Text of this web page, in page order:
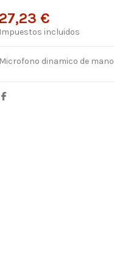
27,23 €
Impuestos incluidos
Microfono dinamico de mano